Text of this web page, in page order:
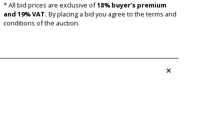
* All bid prices are exclusive of18% buyer’s premium
and 19% VAT. By placing a bid you agree to the terms and
conditions of the auction.